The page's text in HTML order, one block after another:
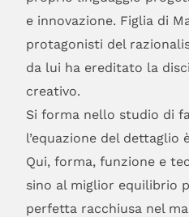
Downloads
Contatti
e innovazione. Figlia di
protagonisti del
da lui ha ereditato la
creativo.
Si forma nello studio di
l’equazione del
Qui, forma, funzione e
sino al miglior equilibrio
perfetta racchiusa nel